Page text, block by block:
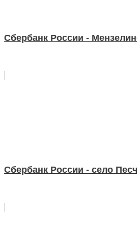
Сбербанк России -
Сбербанк России - село